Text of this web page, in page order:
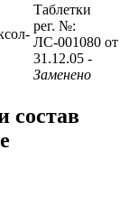
Таблетки
рег. №:
ЛС-001080 от
31.12.05 -
Заменено
состав